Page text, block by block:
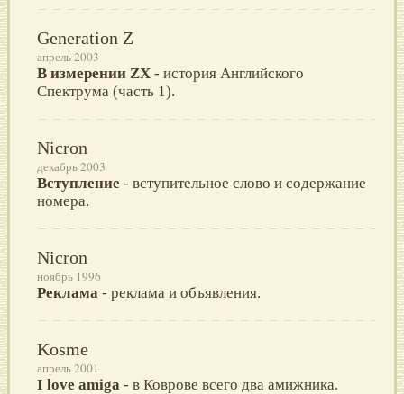
Generation Z
апрель 2003
В измерении ZX - история Английского
Спектрума (часть 1).
Nicron
декабрь 2003
Вступление - вступительное слово и содержание
номера.
Nicron
ноябрь 1996
Реклама - реклама и объявления.
Kosme
апрель 2001
I love amiga - в Коврове всего два амижника.